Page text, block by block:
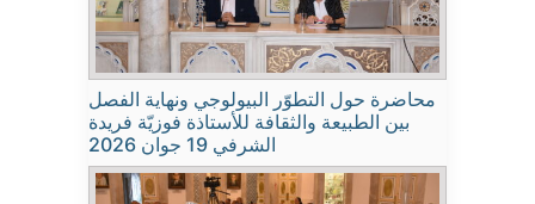
محاضرة حول التطوّر البيولوجي ونهاية الفصل
بين الطبيعة والثقافة للأستاذة فوزيّة فريدة
الشرفي 19 جوان 2026